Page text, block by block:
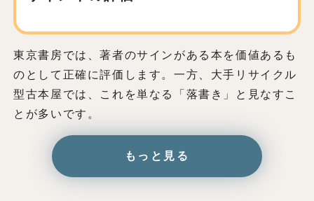
東京書房では、著者のサインがある本を価値あるも
のとして正確に評価します。一方、大手リサイクル
型古本屋では、これを単なる「落書き」と見なすこ
とが多いです。
もっと見る